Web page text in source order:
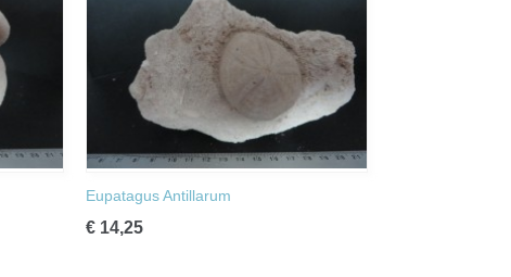
Eupatagus Antillarum
€ 14,25